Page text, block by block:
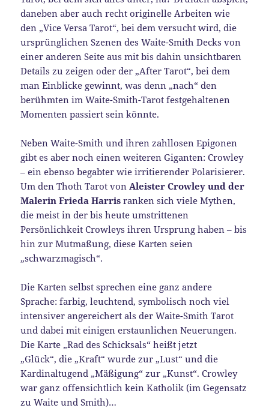
daneben aber auch recht originelle Arbeiten wie
den „Vice Versa Tarot“, bei dem versucht wird, die
ursprünglichen Szenen des Waite-Smith Decks von
einer anderen Seite aus mit bis dahin unsichtbaren
Details zu zeigen oder der „After Tarot“, bei dem
man Einblicke gewinnt, was denn „nach“ den
berühmten im Waite-Smith-Tarot festgehaltenen
Momenten passiert sein könnte.
Neben Waite-Smith und ihren zahllosen Epigonen
gibt es aber noch einen weiteren Giganten: Crowley
– ein ebenso begabter wie irritierender Polarisierer.
Um den Thoth Tarot von Aleister Crowley und der
Malerin Frieda Harris ranken sich viele Mythen,
die meist in der bis heute umstrittenen
Persönlichkeit Crowleys ihren Ursprung haben – bis
hin zur Mutmaßung, diese Karten seien
„schwarzmagisch“.
Die Karten selbst sprechen eine ganz andere
Sprache: farbig, leuchtend, symbolisch noch viel
intensiver angereichert als der Waite-Smith Tarot
und dabei mit einigen erstaunlichen Neuerungen.
Die Karte „Rad des Schicksals“ heißt jetzt
„Glück“, die „Kraft“ wurde zur „Lust“ und die
Kardinaltugend „Mäßigung“ zur „Kunst“. Crowley
war ganz offensichtlich kein Katholik (im Gegensatz
zu Waite und Smith)…